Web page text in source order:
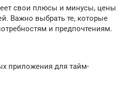
свои плюсы и минусы, цены
Важно выбрать те, которые
и предпочтениям.
приложения для тайм-